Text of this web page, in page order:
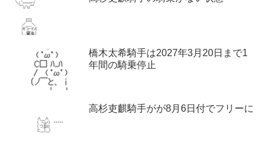
橋木太希騎手は2027年3月20日まで1
年間の騎乗停止
高杉吏麒騎手がが8月6日付でフリーに